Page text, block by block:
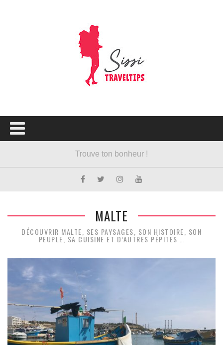
MALTE
DÉCOUVRIR MALTE, SES PAYSAGES, SON HISTOIRE, SON
PEUPLE, SA CUISINE ET D’AUTRES PÉPITES …